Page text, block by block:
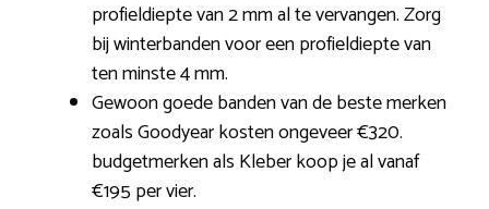
profieldiepte van 2 mm al te vervangen. Zorg
bij winterbanden voor een profieldiepte van
ten minste 4 mm.
Gewoon goede banden van de beste merken
zoals Goodyear kosten ongeveer €320.
budgetmerken als Kleber koop je al vanaf
€195 per vier.